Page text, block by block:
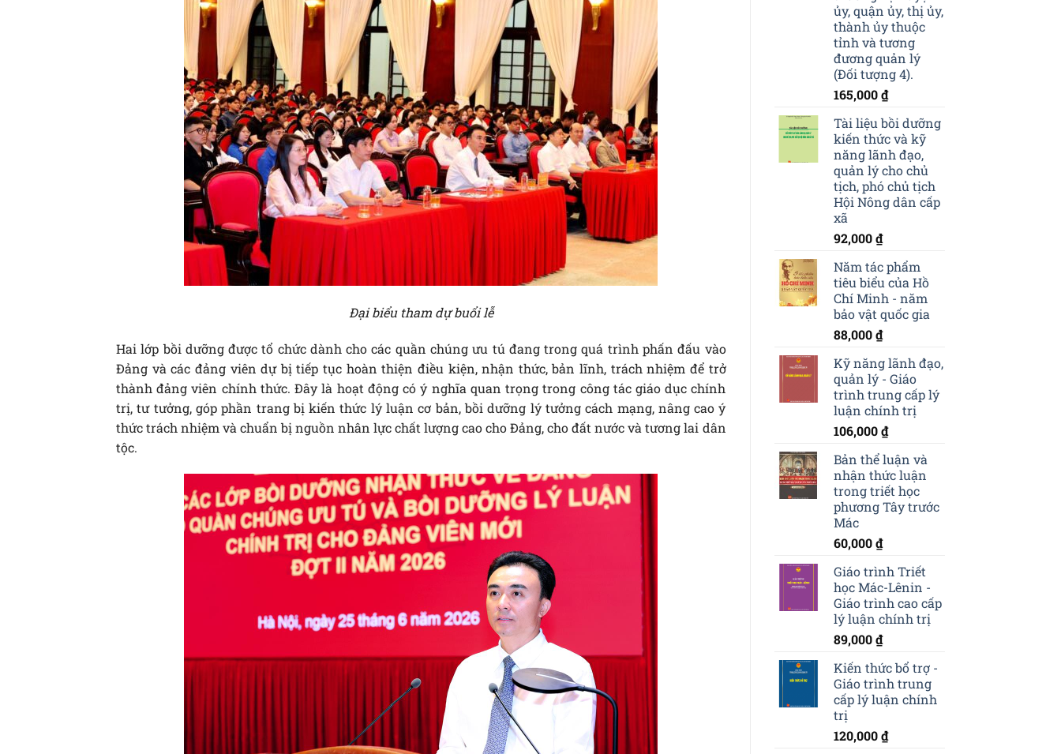
Đại biểu tham dự buổi lễ
Hai lớp bồi dưỡng được tổ chức dành cho các quần chúng ưu tú đang trong quá trình phấn đấu vào
Đảng và các đảng viên dự bị tiếp tục hoàn thiện điều kiện, nhận thức, bản lĩnh, trách nhiệm để trở
thành đảng viên chính thức. Đây là hoạt động có ý nghĩa quan trọng trong công tác giáo dục chính
trị, tư tưởng, góp phần trang bị kiến thức lý luận cơ bản, bồi dưỡng lý tưởng cách mạng, nâng cao ý
thức trách nhiệm và chuẩn bị nguồn nhân lực chất lượng cao cho Đảng, cho đất nước và tương lai dân
tộc.
ủy, quận ủy, thị ủy,
thành ủy thuộc
tỉnh và tương
đương quản lý
(Đối tượng 4).
165,000₫
Tài liệu bồi dưỡng
kiến thức và kỹ
năng lãnh đạo,
quản lý cho chủ
tịch, phó chủ tịch
Hội Nông dân cấp
xã
92,000₫
Năm tác phẩm
tiêu biểu của Hồ
Chí Minh - năm
bảo vật quốc gia
88,000₫
Kỹ năng lãnh đạo,
quản lý - Giáo
trình trung cấp lý
luận chính trị
106,000₫
Bản thể luận và
nhận thức luận
trong triết học
phương Tây trước
Mác
60,000₫
Giáo trình Triết
học Mác-Lênin -
Giáo trình cao cấp
lý luận chính trị
89,000₫
Kiến thức bổ trợ -
Giáo trình trung
cấp lý luận chính
trị
120,000₫